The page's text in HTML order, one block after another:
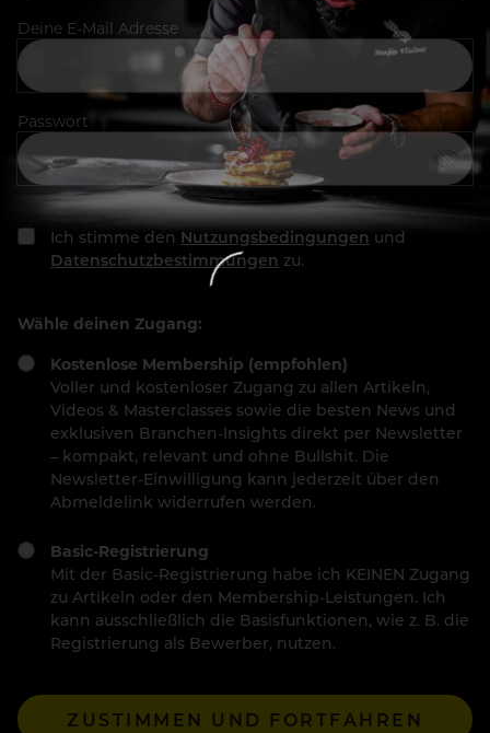
Deine E-Mail Adresse
Passwort
Ich stimme den Nutzungsbedingungen und
Datenschutzbestimmungen zu.
Wähle deinen Zugang:
Kostenlose Membership (empfohlen)
Voller und kostenloser Zugang zu allen Artikeln,
Videos & Masterclasses sowie die besten News und
exklusiven Branchen-Insights direkt per Newsletter
– kompakt, relevant und ohne Bullshit. Die
Newsletter-Einwilligung kann jederzeit über den
Abmeldelink widerrufen werden.
Basic-Registrierung
Mit der Basic-Registrierung habe ich KEINEN Zugang
zu Artikeln oder den Membership-Leistungen. Ich
kann ausschließlich die Basisfunktionen, wie z. B. die
Registrierung als Bewerber, nutzen.
ZUSTIMMEN UND FORTFAHREN